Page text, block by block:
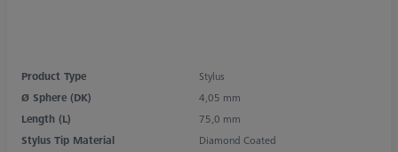
Product Type
Stylus
Ø Sphere (DK)
4,05 mm
Length (L)
75,0 mm
Stylus Tip Material
Diamond Coated